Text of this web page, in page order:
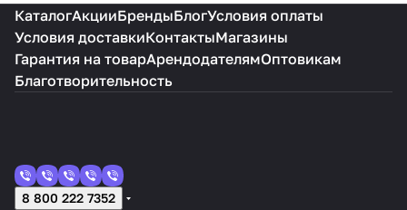
КаталогАкцииБрендыБлогУсловия оплаты
Условия доставкиКонтактыМагазины
Гарантия на товарАрендодателямОптовикам
Благотворительность
8 800 222 7352